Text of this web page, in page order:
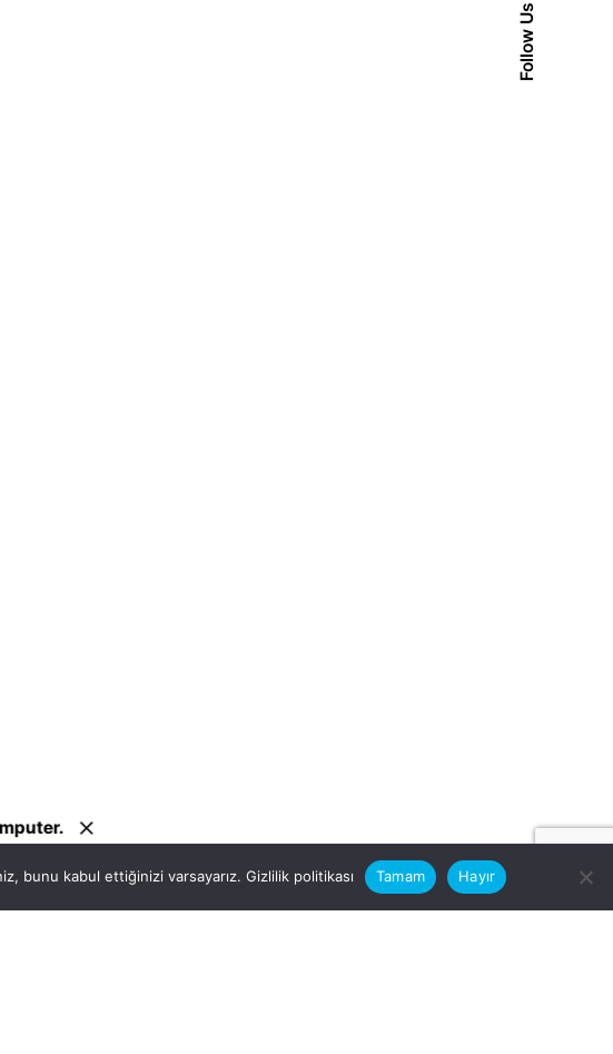
Follow Us
bunu kabul ettiğinizi varsayarız. Gizlilik politikası Tamam Hayır